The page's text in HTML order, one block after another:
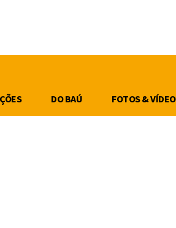
DO BAÚ FOTOS &